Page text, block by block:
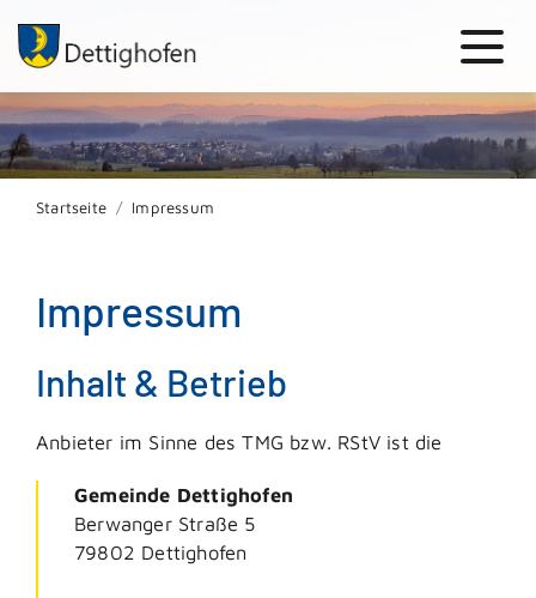
Startseite Impressum
Impressum
Inhalt & Betrieb
Anbieter im Sinne des TMG bzw. RStV ist die
Gemeinde Dettighofen
Berwanger Straße 5
79802 Dettighofen